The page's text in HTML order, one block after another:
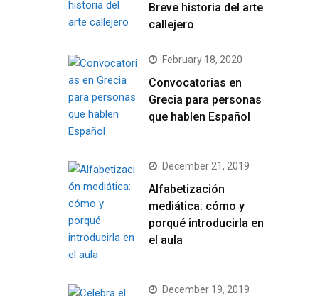
Breve historia del arte
callejero
February 18, 2020
Convocatorias en
Grecia para personas
que hablen Español
December 21, 2019
Alfabetización
mediática: cómo y
porqué introducirla en
el aula
December 19, 2019